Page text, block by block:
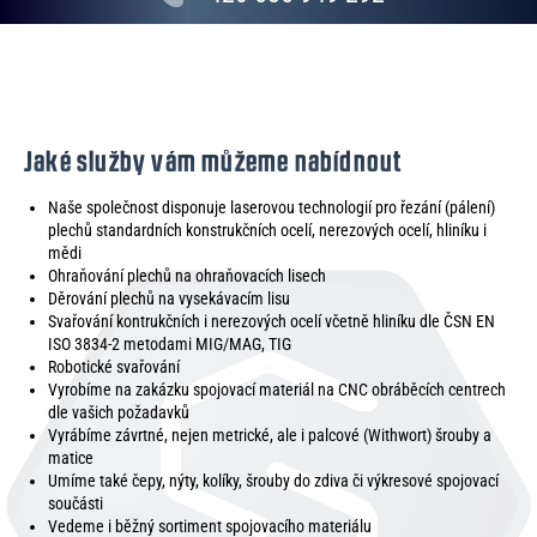
Jaké služby vám můžeme nabídnout
Naše společnost disponuje laserovou technologií pro řezání (pálení)
plechů standardních konstrukčních ocelí, nerezových ocelí, hliníku i
mědi
Ohraňování plechů na ohraňovacích lisech
Děrování plechů na vysekávacím lisu
Svařování kontrukčních i nerezových ocelí včetně hliníku dle ČSN EN
ISO 3834-2 metodami MIG/MAG, TIG
Robotické svařování
Vyrobíme na zakázku spojovací materiál na CNC obráběcích centrech
dle vašich požadavků
Vyrábíme závrtné, nejen metrické, ale i palcové (Withwort) šrouby a
matice
Umíme také čepy, nýty, kolíky, šrouby do zdiva či výkresové spojovací
součásti
Vedeme i běžný sortiment spojovacího materiálu